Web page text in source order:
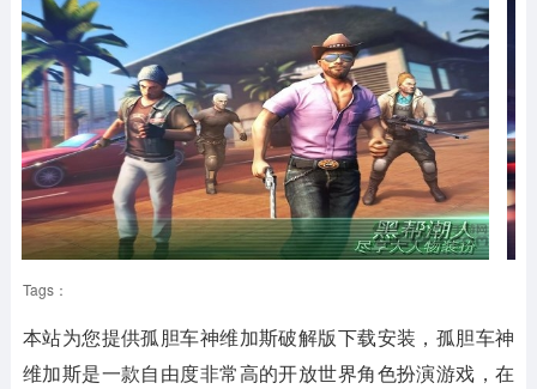
Tags：
本站为您提供孤胆车神维加斯破解版下载安装 ，孤胆车神
维加斯是一款自由度非常高的开放世界角色扮演游戏，在